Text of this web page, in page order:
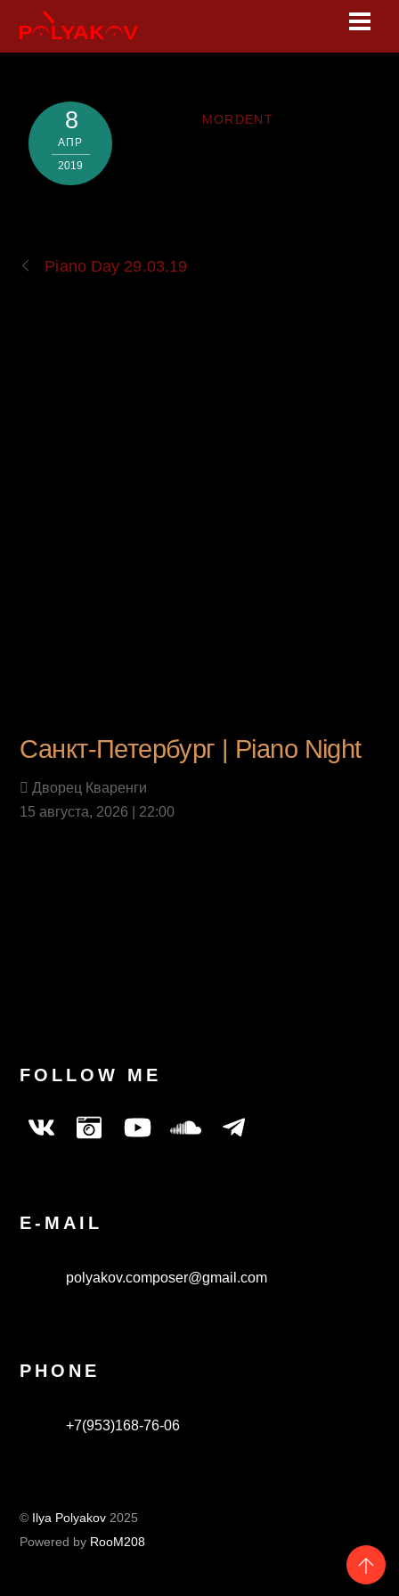
8
АПР
2019
MORDENT
Piano Day 29.03.19
Санкт-Петербург | Piano Night
Дворец Кваренги
15 августа, 2026 | 22:00
FOLLOW ME
E-MAIL
polyakov.composer@gmail.com
PHONE
+7(953)168-76-06
© Ilya Polyakov 2025
Powered by RooM208